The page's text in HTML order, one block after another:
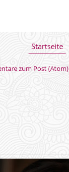
Startseite
zum Post (Atom)